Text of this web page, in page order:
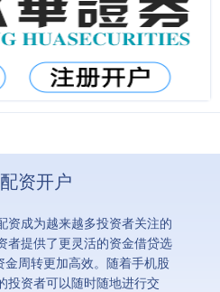
资开户
资成为越来越多投资者关注的
者提供了更灵活的资金借贷选
周转更加高效。随着手机股
投资者可以随时随地进行交